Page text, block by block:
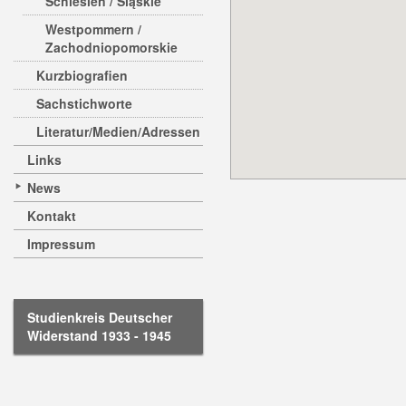
Westpommern /
Zachodniopomorskie
Kurzbiografien
Sachstichworte
Literatur/Medien/Adressen
Links
News
Kontakt
Impressum
Studienkreis Deutscher
Widerstand 1933 - 1945